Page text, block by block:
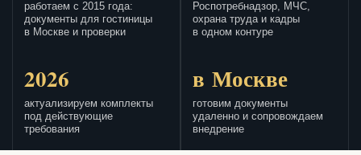
работаем с 2015 года:
документы для гостиницы
в Москве и проверки
Роспотребнадзор, МЧС,
охрана труда и кадры
в одном контуре
2026
актуализируем комплекты
под действующие
требования
в Москве
готовим документы
удаленно и сопровождаем
внедрение